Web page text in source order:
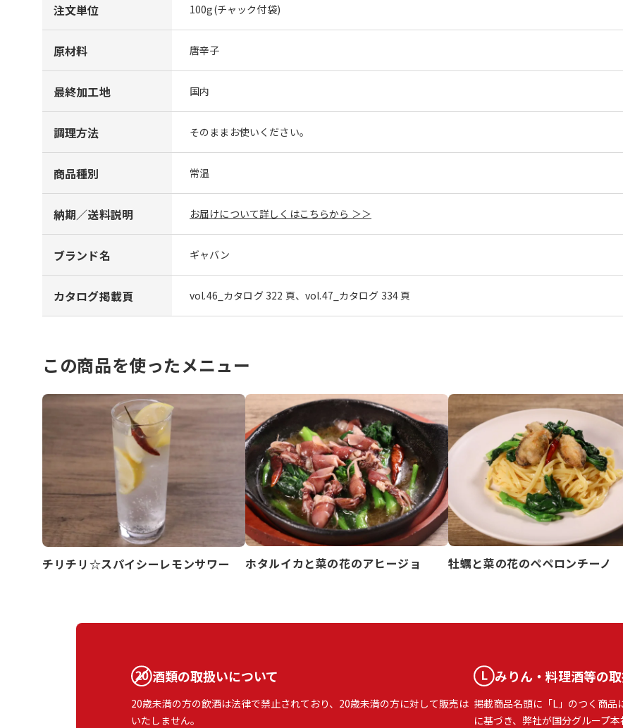
注文単位 100g(チャック付袋)
原材料 唐辛子
最終加工地 国内
調理方法 そのままお使いください。
商品種別 常温
納期／送料説明 お届けについて詳しくはこちらから ＞＞
ブランド名 ギャバン
カタログ掲載頁 vol.46_カタログ 322 頁、vol.47_カタログ 334 頁
この商品を使ったメニュー
チリチリ☆スパイシーレモンサワー ホタルイカと菜の花のアヒージョ 牡蠣と菜の花のペペロンチーノ
酒類の取扱いについて
20歳未満の方の飲酒は法律で禁止されており、20歳未満の方に対して販売は
いたしません。
みりん・料理酒等の
掲載商品名頭に「L」のつく商
に基づき、弊社が国分グループ